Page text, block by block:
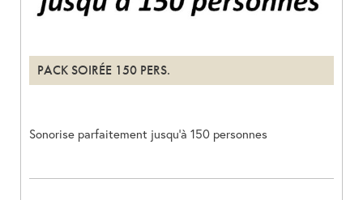
PACK SOIRÉE 150 PERS.
Sonorise parfaitement jusqu’à 150 personnes